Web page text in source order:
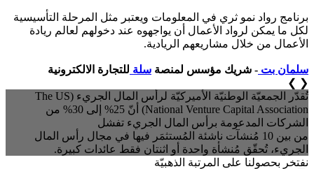
برنامج رواد نمو ثري في المعلومات ويعتبر مثل المرحلة التأسيسية
لكل ما يمكن لرواد الأعمال أن يواجهوه عند دخولهم لعالم ريادة
الأعمال من خلال مشاريعهم الريادية.
سلمان بت - شريك مؤسس لمنصة سلة للتجارة الالكترونية
❮
❯
n 2022, the VC ecosystem in Saudi Arabia recorded YoY growth
nearing the $1Bn mark. - MAGNiTT في عام 2022، سجل النظام
البيئي لرأس المال الاستثماري في المملكة العربية السعودية نموًا
سنويًا ناهز حوالي 1 مليار دولار. – MAGNiTT
تشمل القطاعات الأسرع نموًا في المملكة العربية السعودية
التكنولوجيا، والتكنولوجيا المالية، وخاصة التجارة الإلكترونية، والتي